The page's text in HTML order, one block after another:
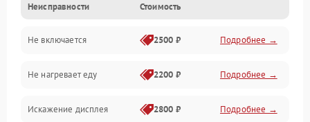
Дверца и корпус
Механика и внутренние элементы
Механические повреждения
Питание и запуск
Неисправности Стоимость
Не включается 2500 ₽ Подробнее →
Не нагревает еду 2200 ₽ Подробнее →
Искажение дисплея 2800 ₽ Подробнее →